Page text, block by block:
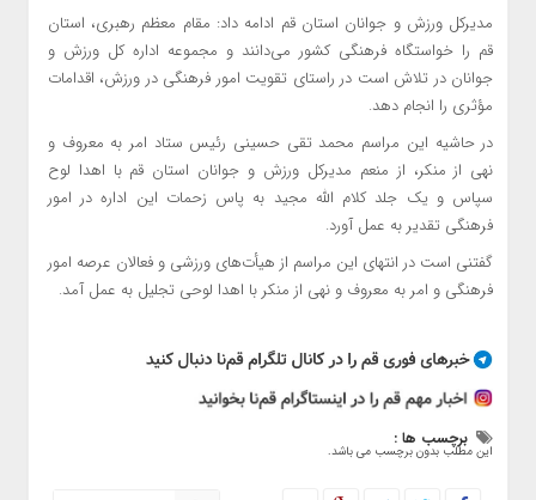
مدیرکل ورزش و جوانان استان قم ادامه داد: مقام معظم رهبری، استان
قم را خواستگاه فرهنگی کشور می‌دانند و مجموعه اداره کل ورزش و
جوانان در تلاش است در راستای تقویت امور فرهنگی در ورزش، اقدامات
مؤثری را انجام دهد.
در حاشیه این مراسم محمد تقی حسینی رئیس ستاد امر به معروف و
نهی از منکر، از منعم مدیرکل ورزش و جوانان استان قم با اهدا لوح
سپاس و یک جلد کلام الله مجید به پاس زحمات این اداره در امور
فرهنگی تقدیر به عمل آورد.
گفتنی است در انتهای این مراسم از هیأت‌های ورزشی و فعالان عرصه امور
فرهنگی و امر به معروف و نهی از منکر با اهدا لوحی تجلیل به عمل آمد.
برچسب ها :
این مطلب بدون برچسب می باشد.